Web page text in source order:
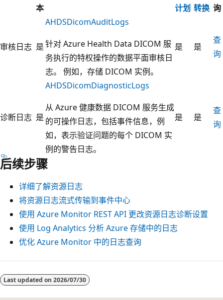
本
计划 转换 询
审核日志 是
AHDSDicomAuditLogs
针对 Azure Health Data DICOM 服
务执行的特权操作的数据平面审核日
志。 例如，存储 DICOM 实例。
是 是
查
询
诊断日志 是
AHDSDicomDiagnosticLogs
从 Azure 健康数据 DICOM 服务生成
的可操作日志，包括事件信息，例
如，表示验证问题的每个 DICOM 实
例的警告日志。
是 是
查
询
后续步骤
详细了解资源日志
将资源日志流式传输到事件中心
使用 Azure Monitor REST API 更改资源日志诊断设置
使用 Log Analytics 分析 Azure 存储中的日志
优化 Azure Monitor 中的日志查询
阅
读Last updated on 2026/07/30